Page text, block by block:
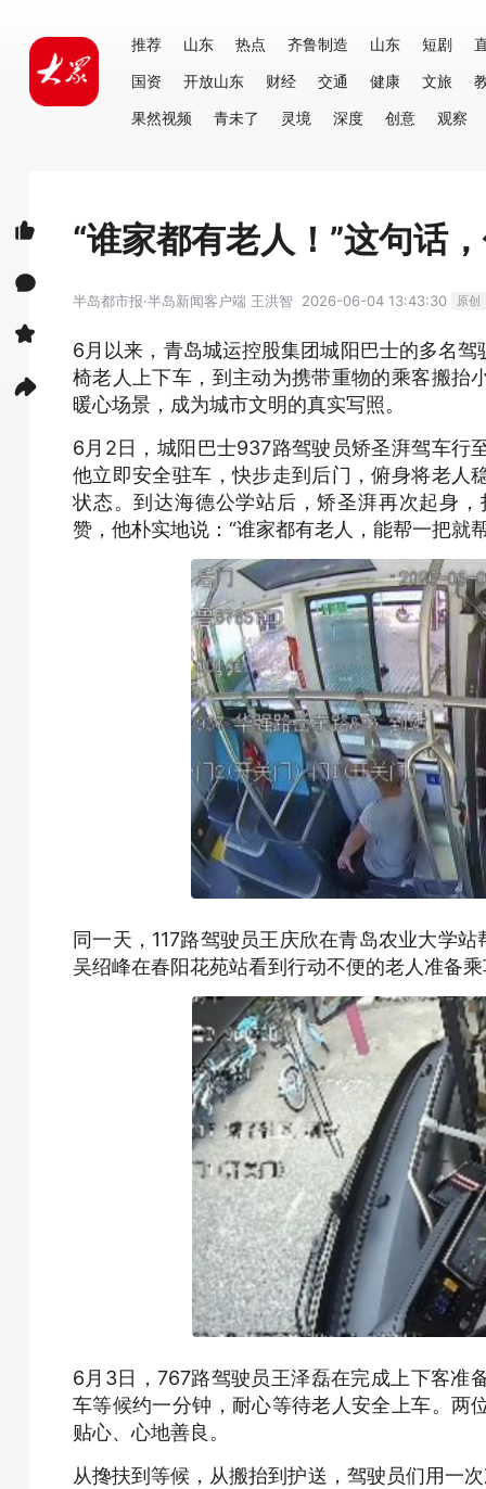
推荐 山东 热点 齐鲁制造 山东 短剧
国资
开放山东 财经 交通 健康 文旅
果然视频
青未了 灵境 深度 创意 观察
“谁家都有老人！”这句话
半岛都市报·半岛新闻客户端 王洪智 2026-06-04 13:43:30 原创
6月以来，青岛城运控股集团城阳巴士的多名
椅老人上下车，到主动为携带重物的乘客搬抬
暖心场景，成为城市文明的真实写照。
6月2日，城阳巴士937路驾驶员矫圣湃驾车行
他立即安全驻车，快步走到后门，俯身将老人
状态。到达海德公学站后，矫圣湃再次起身
赞，他朴实地说：“谁家都有老人，能帮一把就
同一天，117路驾驶员王庆欣在青岛农业大学
吴绍峰在春阳花苑站看到行动不便的老人准备
6月3日，767路驾驶员王泽磊在完成上下客准
车等候约一分钟，耐心等待老人安全上车。两
贴心、心地善良。
从搀扶到等候，从搬抬到护送，驾驶员们用一